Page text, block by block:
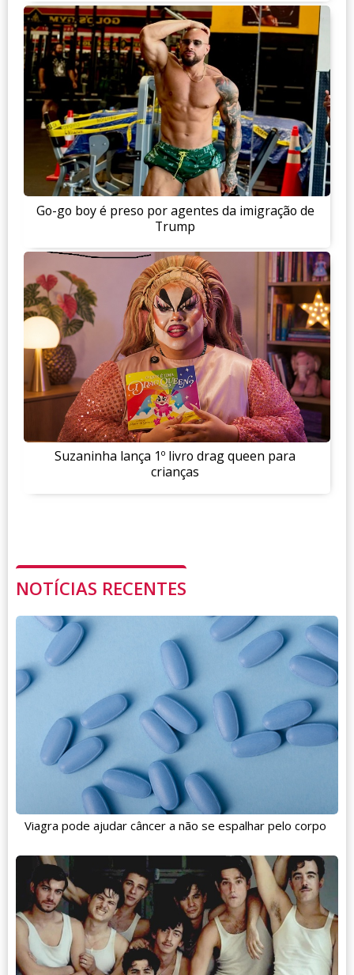
Go-go boy é preso por agentes da imigração de
Trump
Suzaninha lança 1º livro drag queen para
crianças
NOTÍCIAS RECENTES
Viagra pode ajudar câncer a não se espalhar pelo corpo